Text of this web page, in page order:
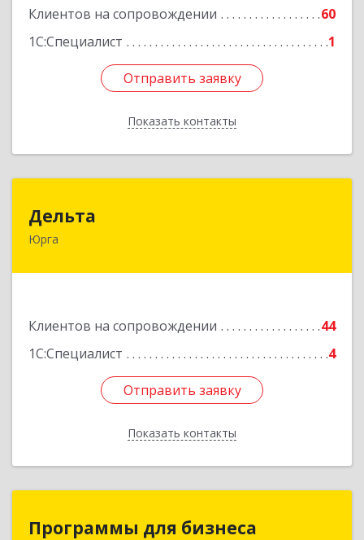
Клиентов на сопровождении
60
1С:Специалист
1
Отправить заявку
Показать контакты
Отправить заявку
Назад
Дельта
Юрга
Клиентов на сопровождении
44
1С:Специалист
4
Отправить заявку
Показать контакты
Отправить заявку
Назад
Программы для бизнеса
Программы для бизнеса